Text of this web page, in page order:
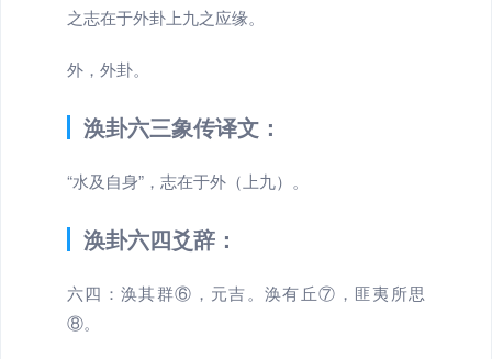
之志在于外卦上九之应缘。
外，外卦。
涣卦六三象传译文：
“水及自身”，志在于外（上九）。
涣卦六四爻辞：
六四：涣其群⑥，元吉。涣有丘⑦，匪夷所思
⑧。